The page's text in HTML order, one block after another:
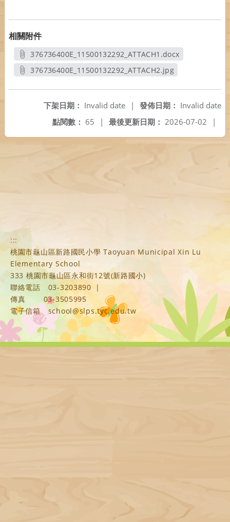
相關附件
376736400E_11500132292_ATTACH1.docx
另開新視窗
376736400E_11500132292_ATTACH2.jpg
發佈日期： Invalid date
下架日期： Invalid date
|
最後更新日期： 2026-07-02 |
點閱數： 65 |
:::
桃園市龜山區新路國民小學 Taoyuan Municipal Xin Lu
Elementary School
333 桃園市龜山區永和街12號(新路國小)
聯絡電話
03-3203890
|
傳真
03-3505995
電子信箱
school@slps.tyc.edu.tw